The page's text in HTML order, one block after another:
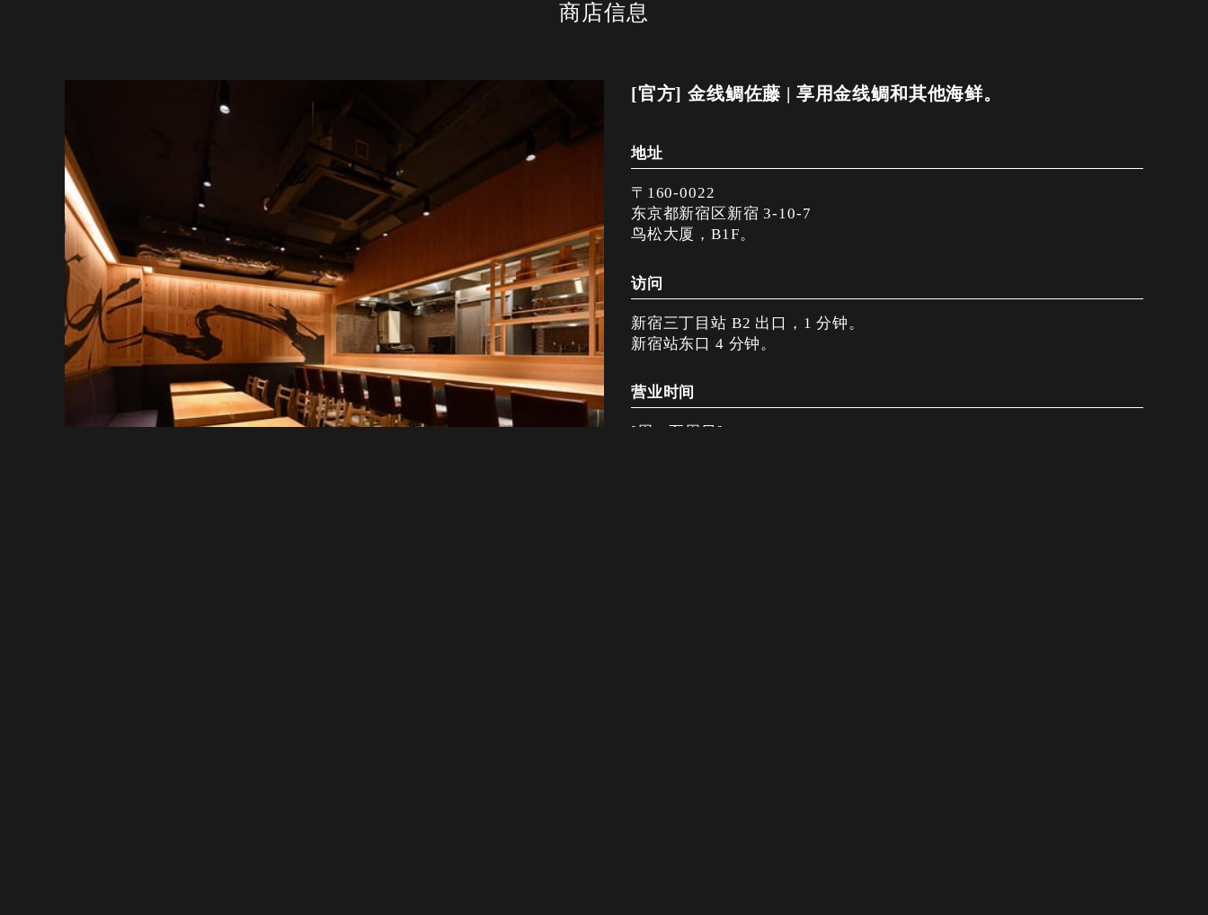
商店信息
[官方] 金线鲷佐藤 | 享用金线鲷和其他海鲜。
地址
〒160-0022
东京都新宿区新宿 3-10-7
鸟松大厦，B1F。
访问
新宿三丁目站 B2 出口，1 分钟。
新宿站东口 4 分钟。
营业时间
[周一至周日] 17:00-23:15。